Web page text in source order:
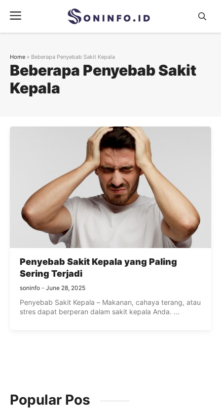
content
Menu
Beberapa Penyebab Sakit
Kepala
Home » Beberapa Penyebab Sakit Kepala
Penyebab Sakit Kepala yang Paling
Sering Terjadi
soninfo June 28, 2025
Penyebab Sakit Kepala – Makanan, cahaya terang, atau
stres dapat berperan dalam sakit kepala Anda. ...
Popular Pos